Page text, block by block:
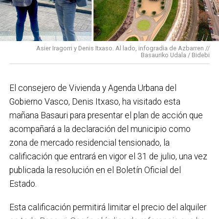
En cuanto a nuestras áreas, estos tres años han dado
para mucho. En Medio Ambiente destacaría el
impulso para la creación de huertos urbanos,la
elaboración del Plan General de Actuación Energética,
el Plan de Acción contra el Ruido y la instalación de
régimen de autoconsumo, que hacen de Basauri un
municipio más sostenible y preparado para el futuro.
En ese sentido, estamos trabajando en acciones de
clima y energía, entre las que destacan el diseño de
una red de refugios climáticos, junto con un Plan de
Actuación ante Episodios de Altas Temperaturas,
como las que recientemente hemos sufrido.
proyecto de lanueva haurreskola que se construirá en
Asier Iragorri y Denis Itxaso. Al lado, infogradia de Azbarren //
Basauriko Udala / Bidebi
El consejero de Vivienda y Agenda Urbana del
Gobierno Vasco, Denis Itxaso, ha visitado esta
mañana Basauri para presentar el plan de acción que
acompañará a la declaración del municipio como
zona de mercado residencial tensionado, la
calificación que entrará en vigor el 31 de julio, una vez
publicada la resolución en el Boletín Oficial del
Estado.
Esta calificación permitirá limitar el precio del alquiler